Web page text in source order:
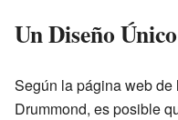
Un Diseño
Según la página web
Drummond, es posible